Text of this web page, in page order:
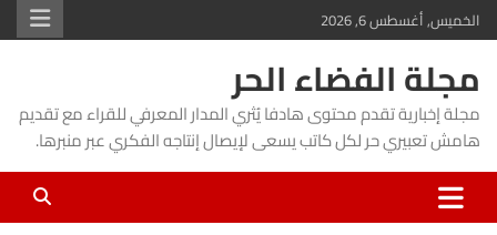
Skip
to
content
الخميس, أغسطس 6, 2026
مجلة الفضاء الحر
مجلة إخبارية تقدم محتوى هادفا يُثري المدار المعرفي للقراء مع تقديم
هامش تعبيري حر لكل كاتب يسعى لإيصال إنتاجه الفكري عبر منبرها.